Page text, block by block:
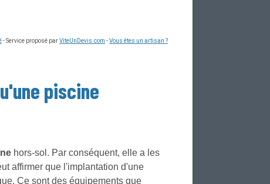
- Service proposé parViteUnDevis.com -Vous êtes un artisan ?
piscine
hors-sol. Par conséquent, elle a les
affirmer que l'implantation d'une
Ce sont des équipements que